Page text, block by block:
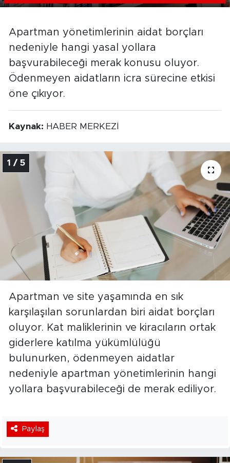
Apartman yönetimlerinin aidat borçları
nedeniyle hangi yasal yollara
başvurabileceği merak konusu oluyor.
Ödenmeyen aidatların icra sürecine etkisi
öne çıkıyor.
Kaynak: HABER MERKEZİ
1 / 5
Apartman ve site yaşamında en sık
karşılaşılan sorunlardan biri aidat borçları
oluyor. Kat maliklerinin ve kiracıların ortak
giderlere katılma yükümlülüğü
bulunurken, ödenmeyen aidatlar
nedeniyle apartman yönetimlerinin hangi
yollara başvurabileceği de merak ediliyor.
Paylaş